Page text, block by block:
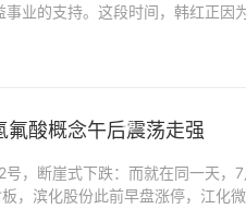
业的支持。这段时间，韩红正因
酸概念午后震荡走强
，断崖式下跌：而就在同一天，
，滨化股份此前早盘涨停，江化